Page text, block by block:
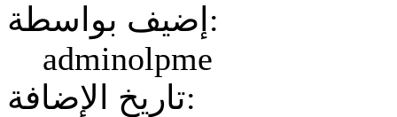
إضيف بواسطة:
adminolpme
تاريخ الإضافة: